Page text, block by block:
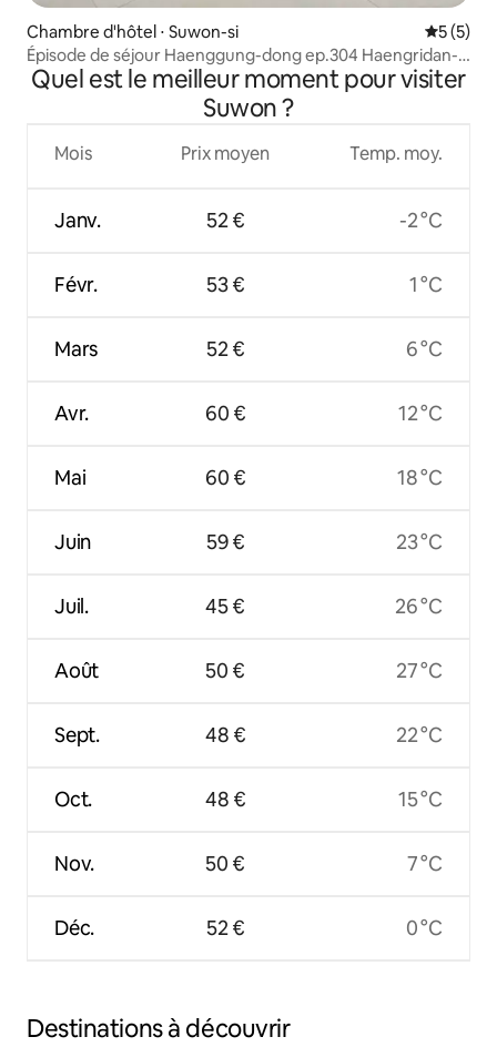
Chambre d'hôtel ⋅ Suwon-si
5 (5)
Épisode de séjour Haenggung-dong ep.304 Haengridan-
gil Paldalmun Gare de Suwon Nammun
Quel est le meilleur moment pour visiter
Suwon ?
Mois
Janv.
Févr.
Mars
Avr.
Mai
Juin
Juil.
Août
Sept.
Oct.
Nov.
Déc.
Prix moyen
52 €
53 €
52 €
60 €
60 €
59 €
45 €
50 €
48 €
48 €
50 €
52 €
Temp. moy.
-2 °C
1 °C
6 °C
12 °C
18 °C
23 °C
26 °C
27 °C
22 °C
15 °C
7 °C
0 °C
Destinations à découvrir